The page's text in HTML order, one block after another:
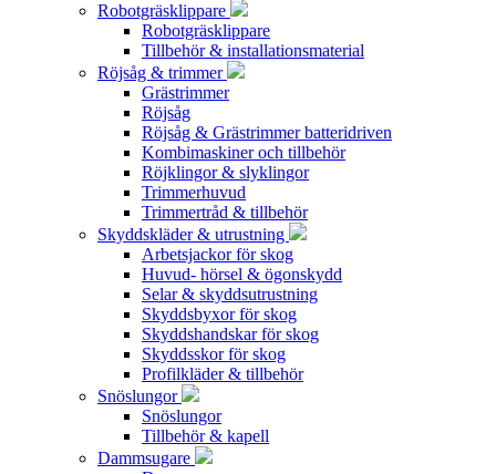
Robotgräsklippare
Robotgräsklippare
Tillbehör & installationsmaterial
Röjsåg & trimmer
Grästrimmer
Röjsåg
Röjsåg & Grästrimmer batteridriven
Kombimaskiner och tillbehör
Röjklingor & slyklingor
Trimmerhuvud
Trimmertråd & tillbehör
Skyddskläder & utrustning
Arbetsjackor för skog
Huvud- hörsel & ögonskydd
Selar & skyddsutrustning
Skyddsbyxor för skog
Skyddshandskar för skog
Skyddsskor för skog
Profilkläder & tillbehör
Snöslungor
Snöslungor
Tillbehör & kapell
Dammsugare